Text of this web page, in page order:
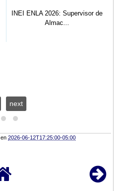
INEI ENLA 2026: Supervisor de
Almac...
next
en2026-06-12T17:25:00-05:00